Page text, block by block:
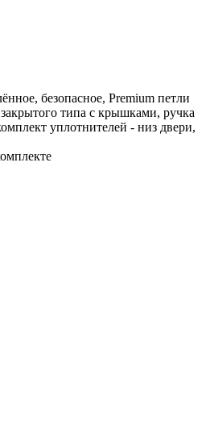
безопасное, Premium петли
типа с крышками, ручка
уплотнителей - низ двери,